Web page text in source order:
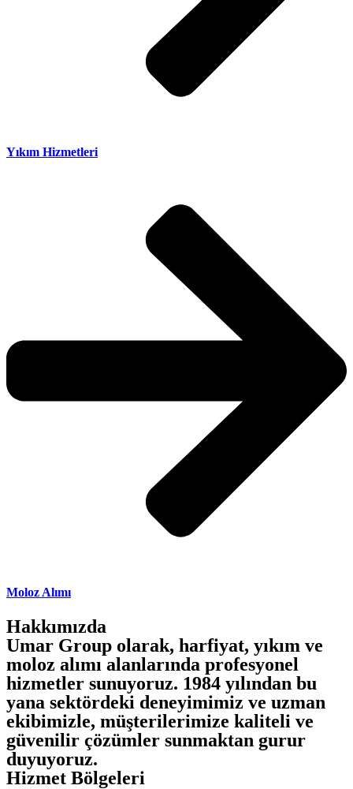
Yıkım Hizmetleri
Moloz Alımı
Hakkımızda
Umar Group olarak, harfiyat, yıkım ve
moloz alımı alanlarında profesyonel
hizmetler sunuyoruz. 1984 yılından bu
yana sektördeki deneyimimiz ve uzman
ekibimizle, müşterilerimize kaliteli ve
güvenilir çözümler sunmaktan gurur
duyuyoruz.
Hizmet Bölgeleri